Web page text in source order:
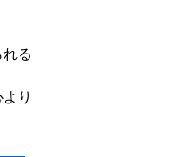
る
り